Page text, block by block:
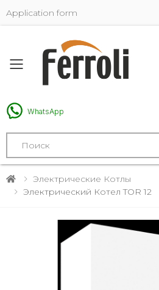
Application form
Toggle mobile
WhatsApp
Search
Электрические Котлы
Электрический Котел TOR 12